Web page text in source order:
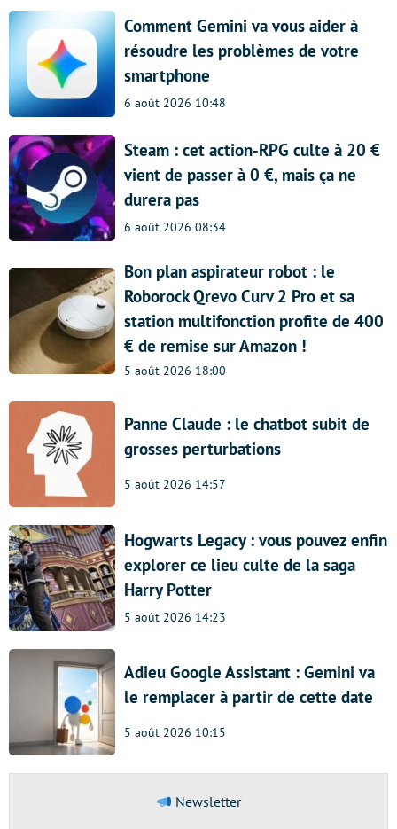
Comment Gemini va vous aider à
résoudre les problèmes de votre
smartphone
6 août 2026 10:48
Steam : cet action-RPG culte à 20 €
vient de passer à 0 €, mais ça ne
durera pas
6 août 2026 08:34
Bon plan aspirateur robot : le
Roborock Qrevo Curv 2 Pro et sa
station multifonction profite de 400
€ de remise sur Amazon !
5 août 2026 18:00
Panne Claude : le chatbot subit de
grosses perturbations
5 août 2026 14:57
Hogwarts Legacy : vous pouvez enfin
explorer ce lieu culte de la saga
Harry Potter
5 août 2026 14:23
Adieu Google Assistant : Gemini va
le remplacer à partir de cette date
5 août 2026 10:15
Newsletter